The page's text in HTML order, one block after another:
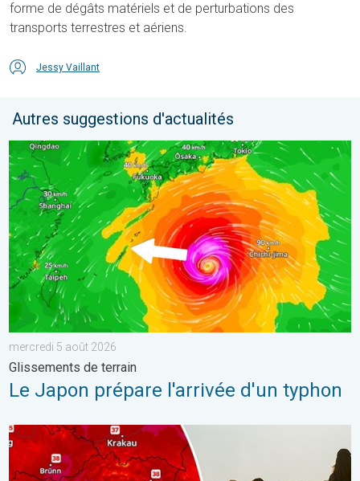
forme de dégâts matériels et de perturbations des
transports terrestres et aériens.
Jessy Vaillant
Autres suggestions d'actualités
Le Japon prépare l'arrivée d'un typhon. Glissements de
mercredi 5 août 2026
Glissements de terrain
Le Japon prépare l'arrivée d'un typhon
Des températures supérieures à 40°C. Canicule Europe de